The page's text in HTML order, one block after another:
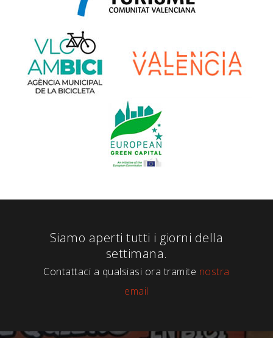
Siamo aperti tutti i giorni della
settimana.
Contattaci a qualsiasi ora tramite nostra
email